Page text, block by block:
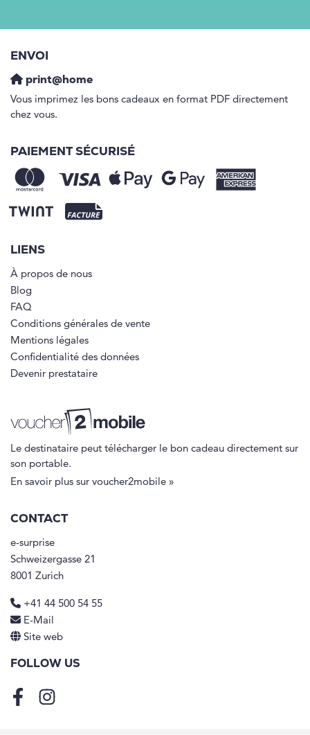
ENVOI
print@home
Vous imprimez les bons cadeaux en format PDF directement
chez vous.
PAIEMENT SÉCURISÉ
LIENS
À propos de nous
Blog
FAQ
Conditions générales de vente
Mentions légales
Confidentialité des données
Devenir prestataire
Le destinataire peut télécharger le bon cadeau directement sur
son portable.
En savoir plus sur voucher2mobile »
CONTACT
e-surprise
Schweizergasse 21
8001 Zurich
+41 44 500 54 55
E-Mail
Site web
FOLLOW US
FacebookInstagram